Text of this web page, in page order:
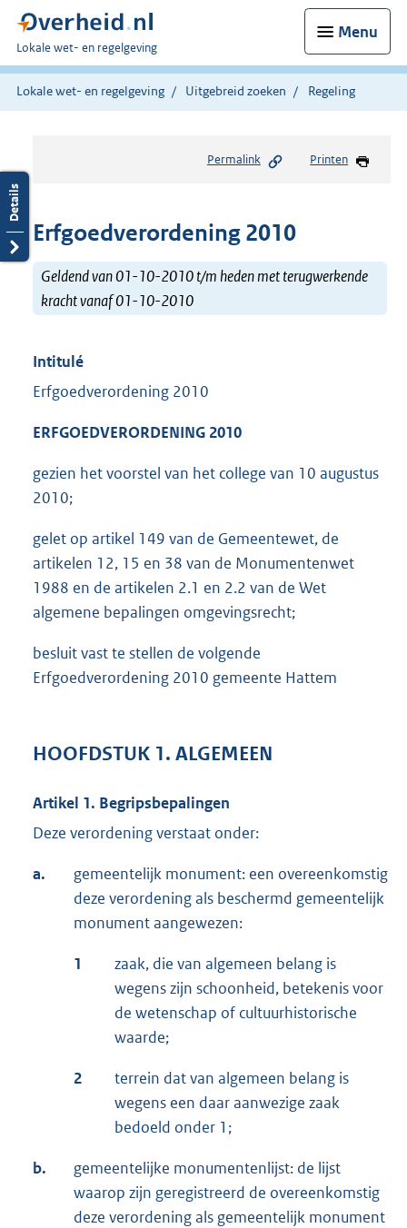
Menu
U
bent
hier:
Lokale wet- en regelgeving
Lokale wet- en regelgeving Uitgebreid zoeken Regeling
Permalink Printen
Erfgoedverordening 2010
Geldend van 01-10-2010 t/m heden met terugwerkende
kracht vanaf 01-10-2010
Intitulé
Erfgoedverordening 2010
ERFGOEDVERORDENING 2010
gezien het voorstel van het college van 10 augustus
2010;
gelet op artikel 149 van de Gemeentewet, de
artikelen 12, 15 en 38 van de Monumentenwet
1988 en de artikelen 2.1 en 2.2 van de Wet
algemene bepalingen omgevingsrecht;
besluit vast te stellen de volgende
Erfgoedverordening 2010 gemeente Hattem
HOOFDSTUK 1. ALGEMEEN
Artikel 1. Begripsbepalingen
Deze verordening verstaat onder:
a.
gemeentelijk monument: een overeenkomstig
deze verordening als beschermd gemeentelijk
monument aangewezen:
1
zaak, die van algemeen belang is
wegens zijn schoonheid, betekenis voor
de wetenschap of cultuurhistorische
waarde;
2
terrein dat van algemeen belang is
wegens een daar aanwezige zaak
bedoeld onder 1;
b.
gemeentelijke monumentenlijst: de lijst
waarop zijn geregistreerd de overeenkomstig
deze verordening als gemeentelijk monument